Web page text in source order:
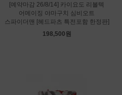
[예약마감 26/8/14] 카이요도 리볼텍
어메이징 야마구치 심비오트
스파이더맨 [헤드파츠 특전포함 한정판]
198,500원